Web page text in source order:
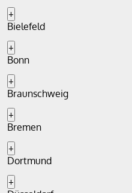
+
Bielefeld
+
Bonn
+
Braunschweig
+
Bremen
+
Dortmund
+